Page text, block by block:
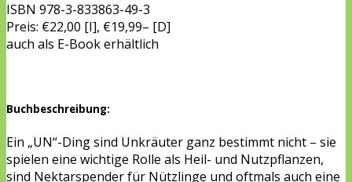
ISBN 978-3-833863-49-3
Preis: €22,00 [I], €19,99– [D]
auch als E-Book erhältlich
Buchbeschreibung:
Ein „UN“-Ding sind Unkräuter ganz bestimmt nicht – sie
spielen eine wichtige Rolle als Heil- und Nutzpflanzen,
sind Nektarspender für Nützlinge und oftmals auch eine